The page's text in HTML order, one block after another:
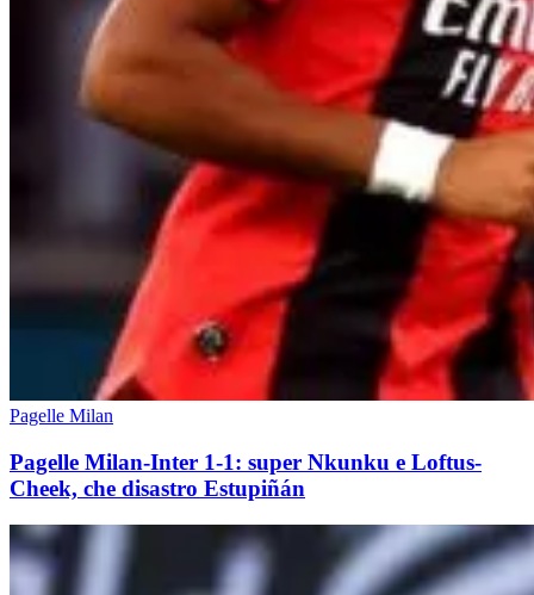
Pagelle Milan
Pagelle Milan-Inter 1-1: super Nkunku e Loftus-
Cheek, che disastro Estupiñán